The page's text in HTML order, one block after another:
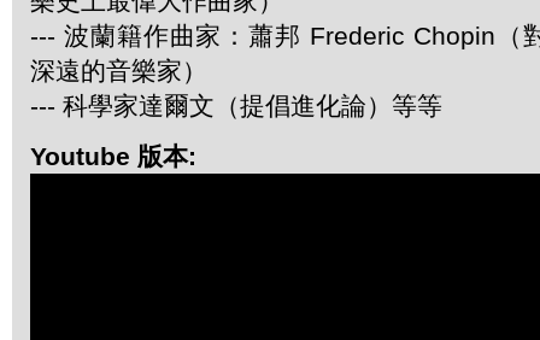
--- 波蘭籍作曲家：蕭邦 Frederic Chopin（
深遠的音樂家）
--- 科學家達爾文（提倡進化論）等等
Youtube 版本: